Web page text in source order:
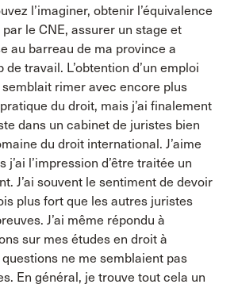
l’imaginer, obtenir l’équivalence
le CNE, assurer un stage et
au barreau de ma province a
travail. L’obtention d’un emploi
rimer avec encore plus
du droit, mais j’ai finalement
dans un cabinet de juristes bien
du droit international. J’aime
j’ai l’impression d’être traitée un
J’ai souvent le sentiment de devoir
plus fort que les autres juristes
J’ai même répondu à
sur mes études en droit à
questions ne me semblaient pas
En général, je trouve tout cela un